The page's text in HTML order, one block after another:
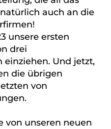
auch an die
unsere ersten
drei
Und jetzt,
die übrigen
von
von unseren neuen